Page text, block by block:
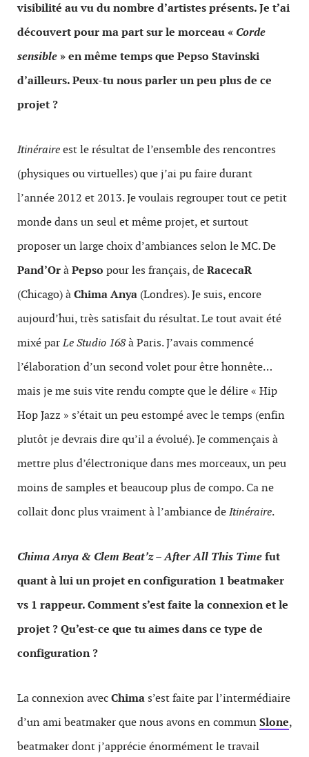
visibilité au vu du nombre d’artistes présents. Je t’ai
découvert pour ma part sur le morceau « Corde
sensible » en même temps que Pepso Stavinski
d’ailleurs. Peux-tu nous parler un peu plus de ce
projet ?
Itinéraireest le résultat de l’ensemble des rencontres
(physiques ou virtuelles) que j’ai pu faire durant
l’année 2012 et 2013. Je voulais regrouper tout ce petit
monde dans un seul et même projet, et surtout
proposer un large choix d’ambiances selon le MC. De
Pand’OràPepso pour les français, deRacecaR
(Chicago) àChima Anya (Londres). Je suis, encore
aujourd’hui, très satisfait du résultat. Le tout avait été
mixé parLe Studio 168à Paris. J’avais commencé
l’élaboration d’un second volet pour être honnête…
mais je me suis vite rendu compte que le délire « Hip
Hop Jazz » s’était un peu estompé avec le temps (enfin
plutôt je devrais dire qu’il a évolué).Je commençais à
mettre plus d’électronique dans mes morceaux, un peu
moins de samples et beaucoup plus de compo. Ca ne
collait donc plus vraiment à l’ambiance deItinéraire.
Chima Anya & Clem Beat’z – After All This Timefut
quant à lui un projet en configuration 1 beatmaker
vs 1 rappeur. Comment s’est faite la connexion et le
projet ? Qu’est-ce que tu aimes dans ce type de
configuration ?
La connexion avecChima s’est faite par l’intermédiaire
d’un ami beatmaker que nous avons en communSlone,
beatmaker dont j’apprécie énormément le travail